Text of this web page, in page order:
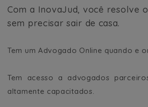
Com a InovaJud, você resolve
sem precisar sair de casa.
Tem um Advogado Online quando e
Tem acesso a advogados
altamente capacitados.